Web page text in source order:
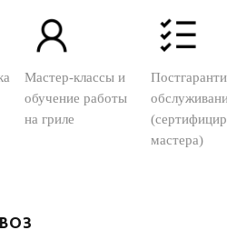
Мастер-классы и
обучение работы
на гриле
мастера)